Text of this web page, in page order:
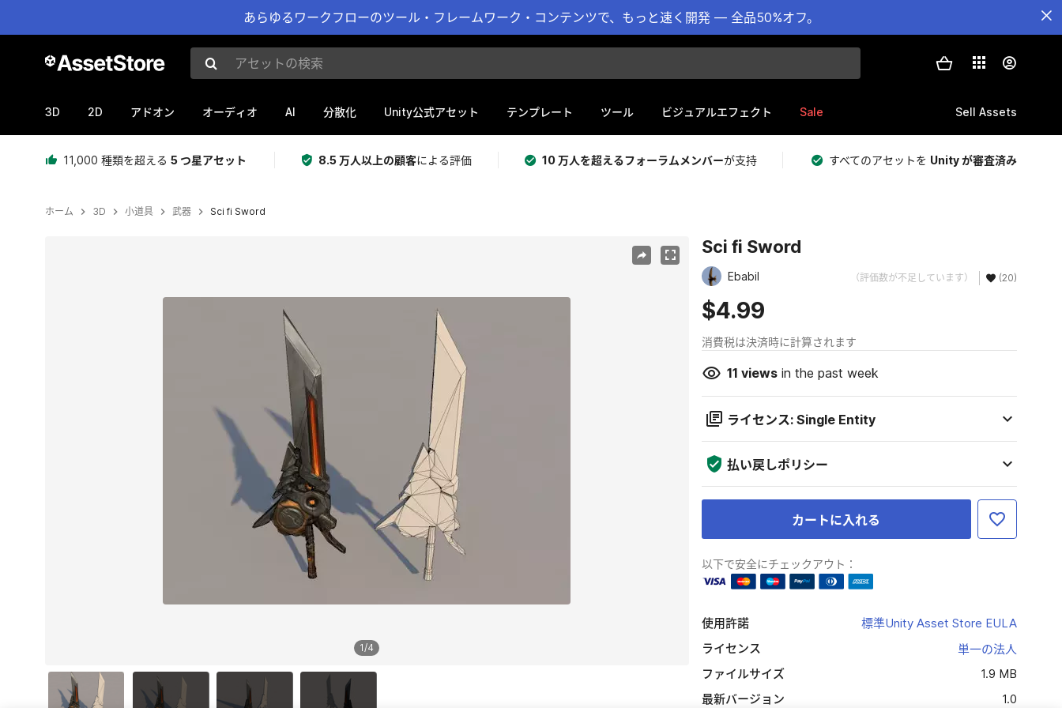
あらゆるワークフローのツール・フレームワーク・コンテンツで、もっと速く開発 — 全品50%オフ。
アセットの検索
3D 2D アドオン オーディオ AI 分散化 Unity公式アセット テンプレート ツール ビジュアルエフェクト Sale Sell Assets
11,000 種類を超える 5 つ星アセット 8.5 万人以上の顧客による評価 10 万人を超えるフォーラムメンバーが支持 すべてのアセットを Unity が審査済み
ホーム 3D 小道具 武器 Sci fi Sword
1/4
Sci fi Sword
Ebabil （評価数が不足しています） (20)
$4.99
消費税は決済時に計算されます
11 viewsin the past week
ライセンス: Single Entity
払い戻しポリシー
カートに入れる
以下で安全にチェックアウト：
使用許諾
標準Unity Asset Store EULA
ライセンス
単一の法人
ファイルサイズ
1.9 MB
最新バージョン
1.0